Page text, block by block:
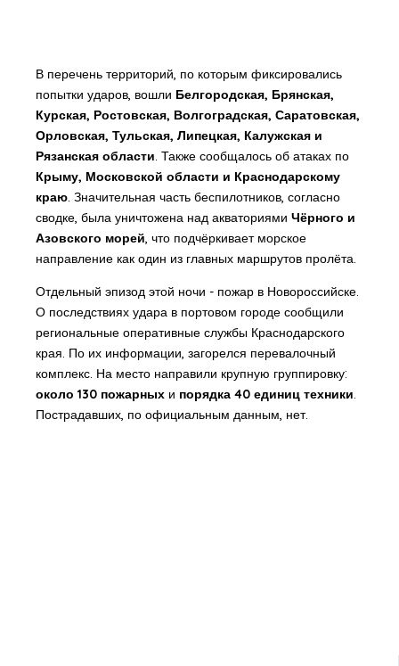
В перечень территорий, по которым фиксировались
попытки ударов, вошли Белгородская, Брянская,
Курская, Ростовская, Волгоградская, Саратовская,
Орловская, Тульская, Липецкая, Калужская и
Рязанская области. Также сообщалось об атаках по
Крыму, Московской области и Краснодарскому
краю. Значительная часть беспилотников, согласно
сводке, была уничтожена над акваториями Чёрного и
Азовского морей, что подчёркивает морское
направление как один из главных маршрутов пролёта.
Отдельный эпизод этой ночи - пожар в Новороссийске.
О последствиях удара в портовом городе сообщили
региональные оперативные службы Краснодарского
края. По их информации, загорелся перевалочный
комплекс. На место направили крупную группировку:
около 130 пожарныхи порядка 40 единиц техники.
Пострадавших, по официальным данным, нет.